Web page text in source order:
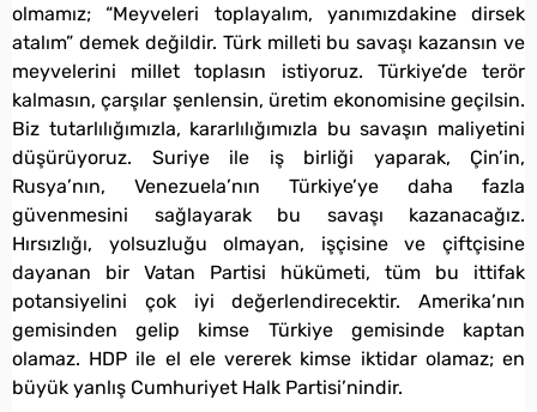
olmamız; “Meyveleri toplayalım, yanımızdakine dirsek
atalım” demek değildir. Türk milleti bu savaşı kazansın ve
meyvelerini millet toplasın istiyoruz. Türkiye’de terör
kalmasın, çarşılar şenlensin, üretim ekonomisine geçilsin.
Biz tutarlılığımızla, kararlılığımızla bu savaşın maliyetini
düşürüyoruz. Suriye ile iş birliği yaparak, Çin’in,
Rusya’nın, Venezuela’nın Türkiye’ye daha fazla
güvenmesini sağlayarak bu savaşı kazanacağız.
Hırsızlığı, yolsuzluğu olmayan, işçisine ve çiftçisine
dayanan bir Vatan Partisi hükümeti, tüm bu ittifak
potansiyelini çok iyi değerlendirecektir. Amerika’nın
gemisinden gelip kimse Türkiye gemisinde kaptan
olamaz. HDP ile el ele vererek kimse iktidar olamaz; en
büyük yanlış Cumhuriyet Halk Partisi’nindir.